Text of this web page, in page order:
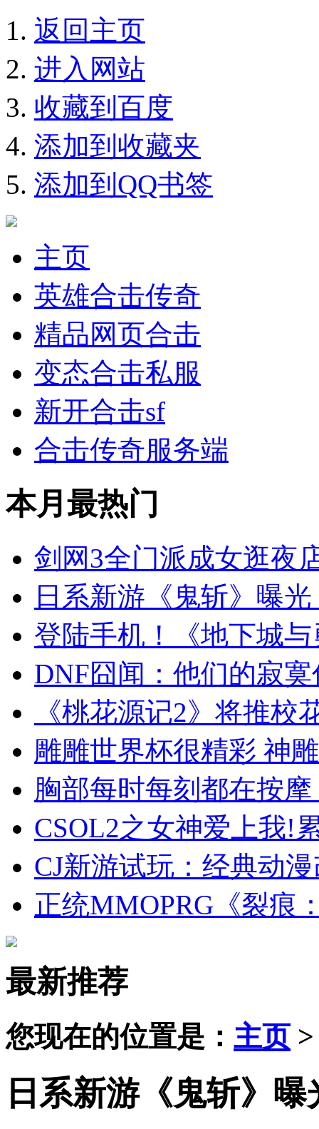
返回主页
进入网站
收藏到百度
添加到收藏夹
添加到QQ书签
主页
英雄合击传奇
精品网页合击
变态合击私服
新开合击sf
合击传奇服务端
本月最热门
剑网3全门派成女逛夜
日系新游《鬼斩》曝
登陆手机！《地下城
DNF囧闻：他们的寂
《桃花源记2》将推校
雕雕世界杯很精彩 神
胸部每时每刻都在按
CSOL2之女神爱上我!
CJ新游试玩：经典动
正统MMOPRG《裂痕
最新推荐
您现在的位置是： 主页
日系新游《鬼斩》